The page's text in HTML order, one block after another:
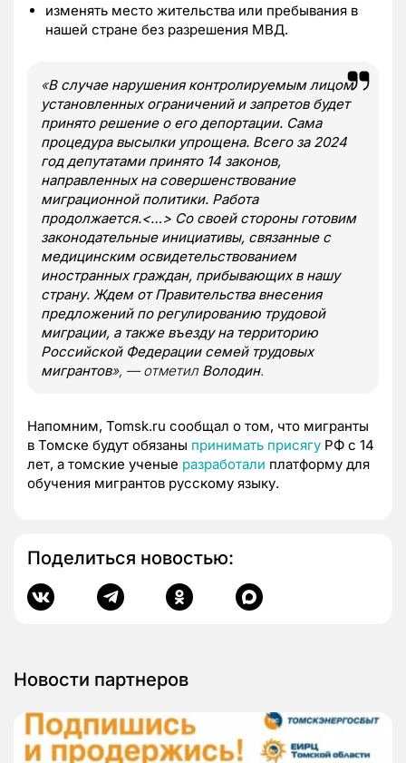
изменять место жительства или пребывания в
нашей стране без разрешения МВД.
«В случае нарушения контролируемым лицом
установленных ограничений и запретов будет
принято решение о его депортации. Сама
процедура высылки упрощена. Всего за 2024
год депутатами принято 14 законов,
направленных на совершенствование
миграционной политики. Работа
продолжается.<…> Со своей стороны готовим
законодательные инициативы, связанные с
медицинским освидетельствованием
иностранных граждан, прибывающих в нашу
страну. Ждем от Правительства внесения
предложений по регулированию трудовой
миграции, а также въезду на территорию
Российской Федерации семей трудовых
мигрантов», — отметил Володин.
Напомним, Tomsk.ru сообщал о том, что мигранты
в Томске будут обязаны принимать присягу РФ с 14
лет, а томские ученые разработали платформу для
обучения мигрантов русскому языку.
Поделиться новостью:
Новости партнеров